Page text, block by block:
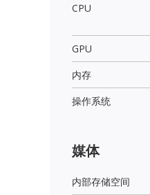
CPU
GPU
内存
操作系统
媒体
内部存储空间